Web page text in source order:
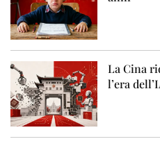
La Cina
l’era